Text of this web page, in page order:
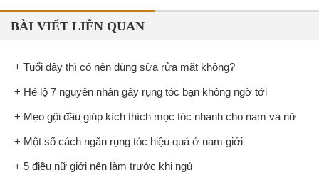
BÀI VIẾT LIÊN QUAN
+ Tuổi dậy thì có nên dùng sữa rửa mặt không?
+ Hé lộ 7 nguyên nhân gây rụng tóc bạn không ngờ tới
+ Mẹo gội đầu giúp kích thích mọc tóc nhanh cho nam và nữ
+ Một số cách ngăn rụng tóc hiệu quả ở nam giới
+ 5 điều nữ giới nên làm trước khi ngủ